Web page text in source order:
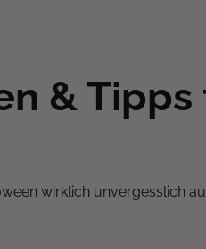
&
wirklich unvergesslich